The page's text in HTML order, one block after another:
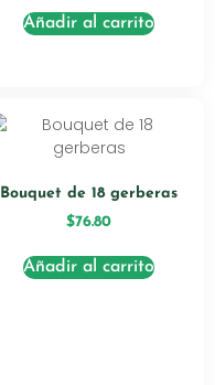
Añadir al carrito
Bouquet de 18 gerberas
$76.80
Añadir al carrito